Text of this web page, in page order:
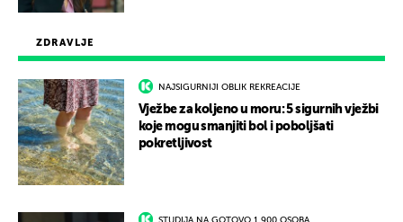
ZDRAVLJE
NAJSIGURNIJI OBLIK REKREACIJE
Vježbe za koljeno u moru: 5 sigurnih vježbi
koje mogu smanjiti bol i poboljšati
pokretljivost